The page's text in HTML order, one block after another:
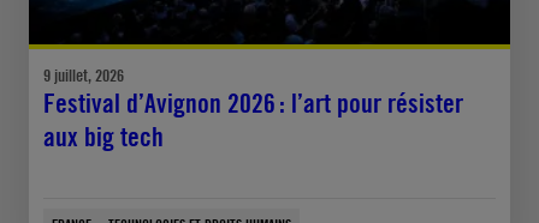
9 juillet, 2026
Festival d’Avignon 2026 : l’art pour résister
aux big tech